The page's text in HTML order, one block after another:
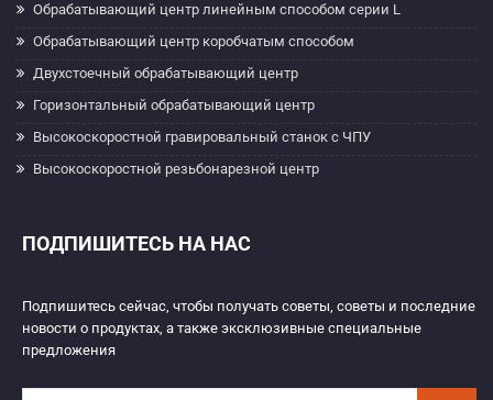
Обрабатывающий центр линейным способом серии L
Обрабатывающий центр коробчатым способом
Двухстоечный обрабатывающий центр
Горизонтальный обрабатывающий центр
Высокоскоростной гравировальный станок с ЧПУ
Высокоскоростной резьбонарезной центр
ПОДПИШИТЕСЬ НА НАС
Подпишитесь сейчас, чтобы получать советы, советы и последние
новости о продуктах, а также эксклюзивные специальные
предложения